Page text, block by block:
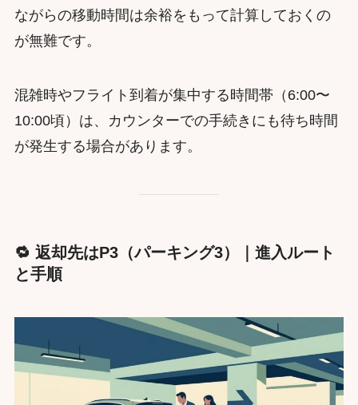
ながらの移動時間は余裕をもって計算しておくの
が無難です。
混雑時やフライト到着が集中する時間帯（6:00〜
10:00頃）は、カウンターでの手続きにも待ち時間
が発生する場合があります。
🔁 返却先はP3（パーキング3）｜進入ルート
と手順